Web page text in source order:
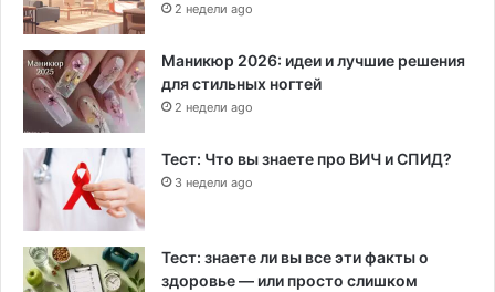
2 недели ago
Маникюр 2026: идеи и лучшие решения
для стильных ногтей
2 недели ago
Тест: Что вы знаете про ВИЧ и СПИД?
3 недели ago
Тест: знаете ли вы все эти факты о
здоровье — или просто слишком